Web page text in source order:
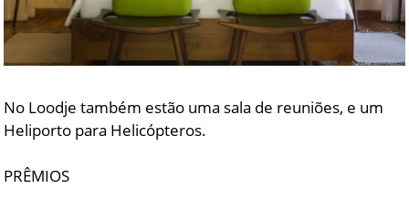
No Loodje também estão uma sala de reuniões, e um
Heliporto para Helicópteros.
PRÊMIOS